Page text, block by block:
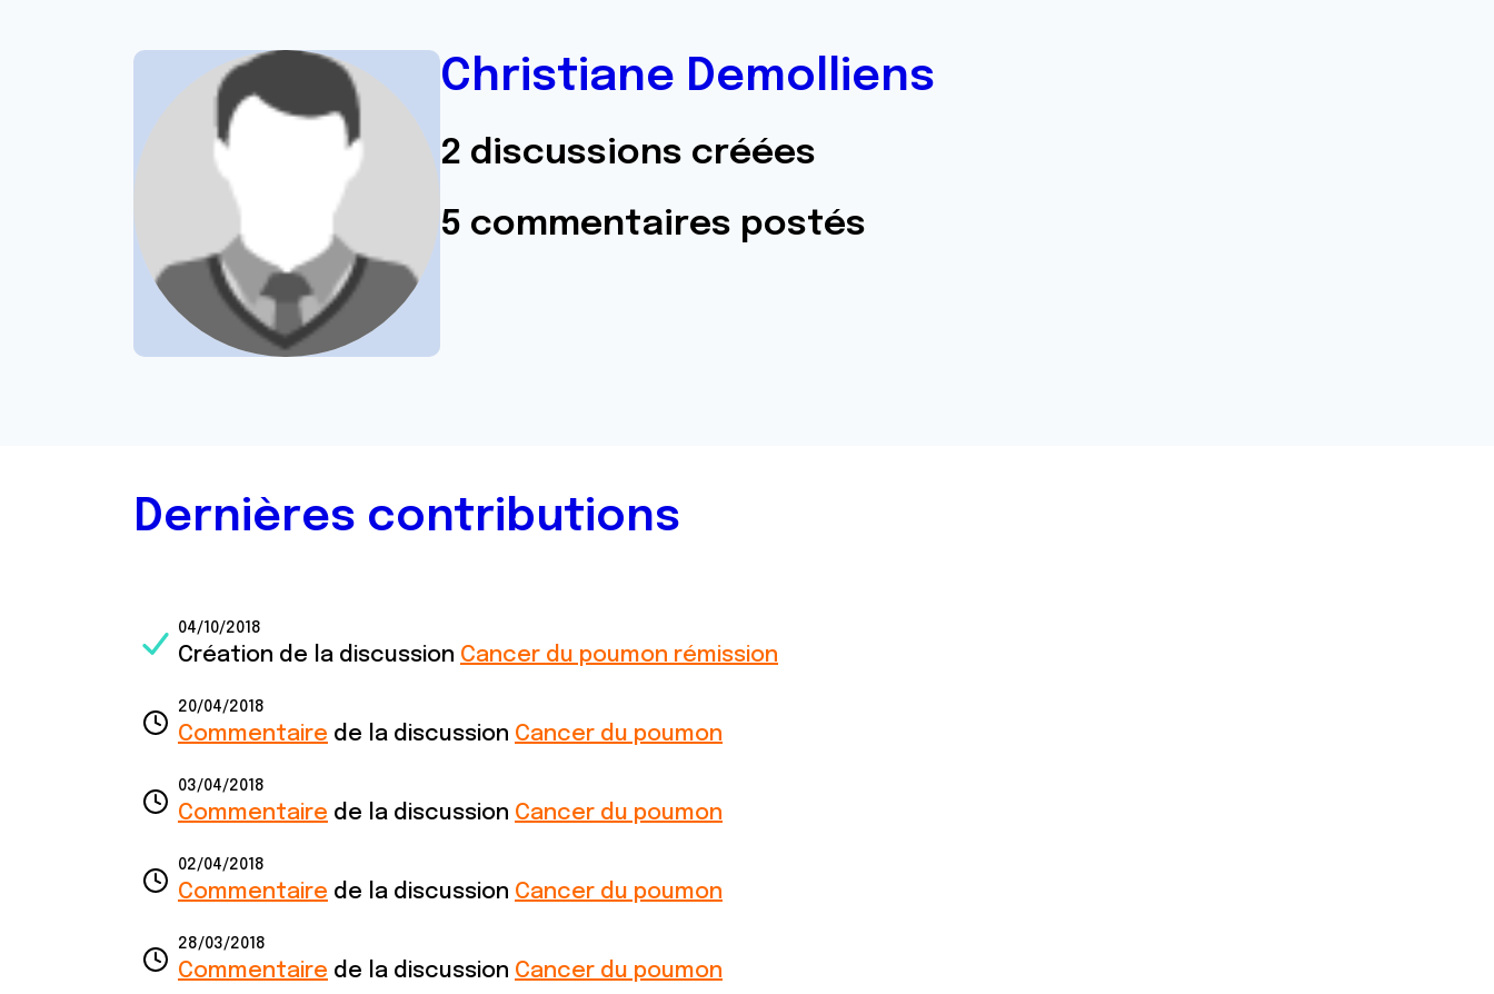
Christiane Demolliens
2 discussions créées
5 commentaires postés
Dernières contributions
04/10/2018
Création de la discussion Cancer du poumon rémission
20/04/2018
Commentaire de la discussion Cancer du poumon
03/04/2018
Commentaire de la discussion Cancer du poumon
02/04/2018
Commentaire de la discussion Cancer du poumon
28/03/2018
Commentaire de la discussion Cancer du poumon